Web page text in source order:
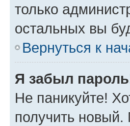
только
остальных вы
Вернуться к
Я забыл
Не паникуйте!
получить